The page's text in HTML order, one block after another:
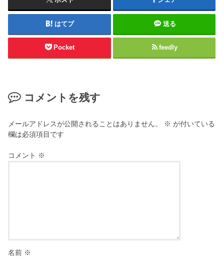
はてブ 送る
Pocket feedly
コメントを残す
メールアドレスが公開されることはありません。 ※ が付いている
欄は必須項目です
コメント ※
名前 ※